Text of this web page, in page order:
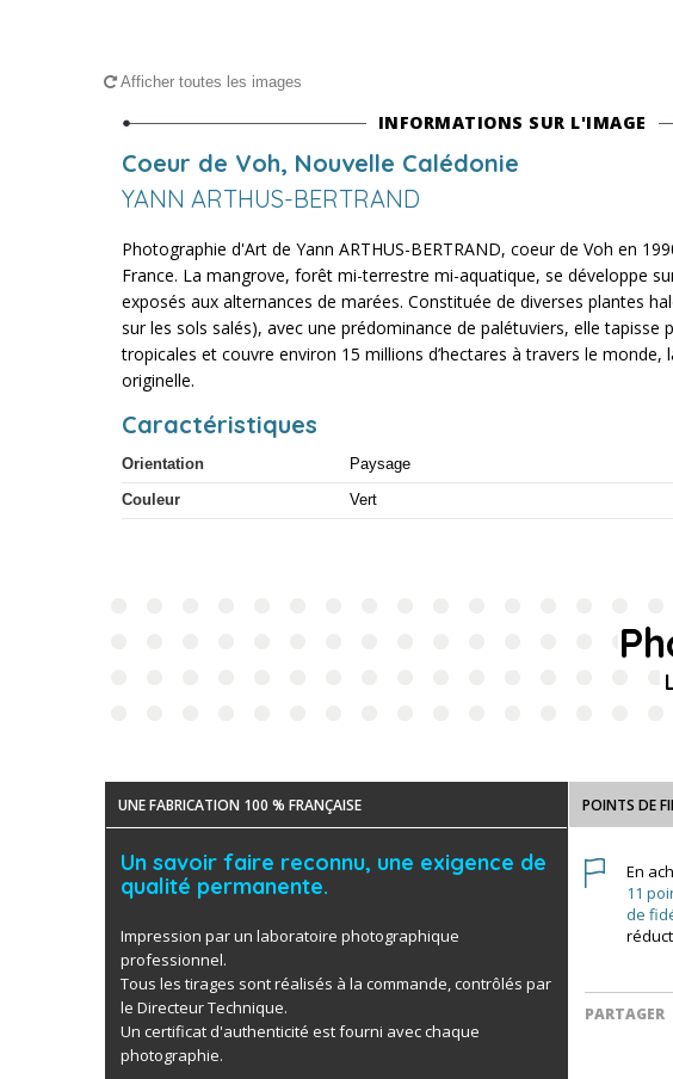
Afficher toutes les images
INFORMATIONS SUR L'IMAGE
Coeur de Voh, Nouvelle Calédonie
YANN ARTHUS-BERTRAND
Photographie d'Art de Yann ARTHUS-BERTRAND, coeur de Voh en
France. La mangrove, forêt mi-terrestre mi-aquatique, se développe
exposés aux alternances de marées. Constituée de diverses plantes
sur les sols salés), avec une prédominance de palétuviers, elle tapisse
tropicales et couvre environ 15 millions d’hectares à travers le monde,
originelle.
Caractéristiques
Orientation
Paysage
Couleur
Vert
UNE FABRICATION 100 % FRANÇAISE
Un savoir faire reconnu, une exigence de
qualité permanente.
Impression par un laboratoire photographique
professionnel.
Tous les tirages sont réalisés à la commande, contrôlés par
le Directeur Technique.
Un certificat d'authenticité est fourni avec chaque
photographie.
POINTS DE
En
11
de
PARTAGER